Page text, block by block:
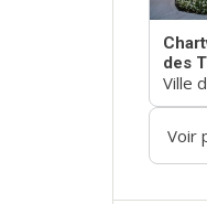
des
Ville
Voir